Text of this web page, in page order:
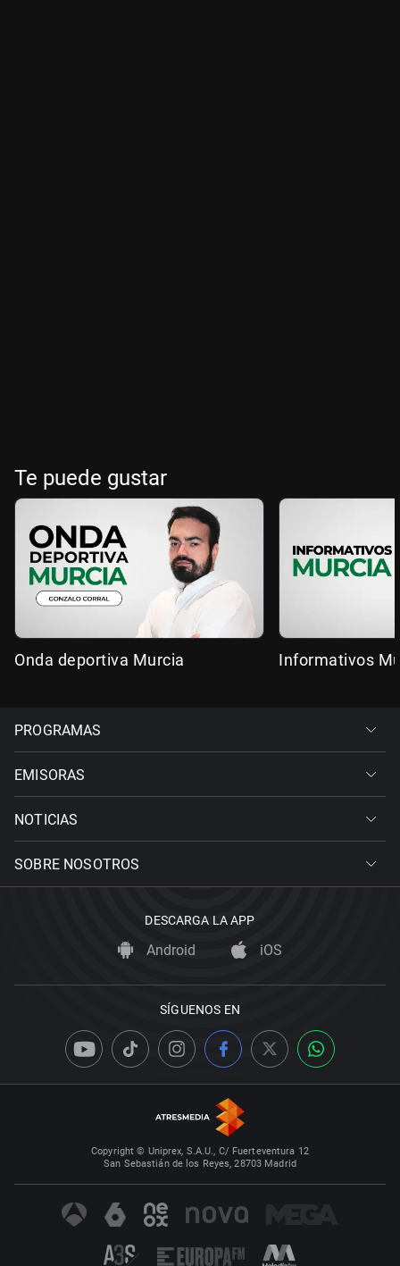
Te puede gustar
Onda deportiva Murcia Informativos
PROGRAMAS
EMISORAS
NOTICIAS
SOBRE NOSOTROS
DESCARGA LA APP
Android iOS
SÍGUENOS EN
Copyright © Uniprex, S.A.U., C/ Fuerteventura 12
San Sebastián de los Reyes, 28703 Madrid